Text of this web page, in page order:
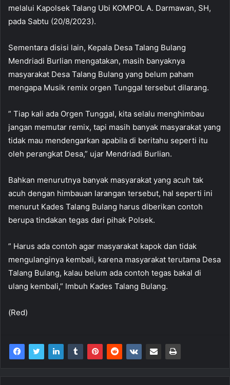
melalui Kapolsek Talang Ubi KOMPOL A. Darmawan, SH,
pada Sabtu (20/8/2023).
Sementara disisi lain, Kepala Desa Talang Bulang
Mendriadi Burlian mengatakan, masih banyaknya
masyarakat Desa Talang Bulang yang belum paham
mengapa Musik remix orgen Tunggal tersebut dilarang.
” Tiap kali ada Orgen Tunggal, kita selalu menghimbau
jangan memutar remix, tapi masih banyak masyarakat yang
tidak mau mendengarkan apabila di beritahu seperti itu
oleh perangkat Desa,” ujar Mendriadi Burlian.
Bahkan menurutnya banyak masyarakat yang acuh tak
acuh dengan himbauan larangan tersebut, hal seperti ini
menurut Kades Talang Bulang harus diberikan contoh
berupa tindakan tegas dari pihak Polsek.
” Harus ada contoh agar masyarakat kapok dan tidak
mengulanginya kembali, karena masyarakat terutama Desa
Talang Bulang, kalau belum ada contoh tegas bakal di
ulang kembali,” Imbuh Kades Talang Bulang.
(Red)